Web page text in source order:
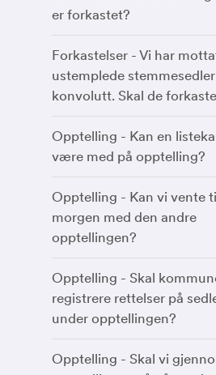
er forkastet?
Forkastelser - Vi har
ustemplede
konvolutt. Skal de
Opptelling - Kan en
være med på opptelling?
Opptelling - Kan vi vente
morgen med den andre
opptellingen?
Opptelling - Skal
registrere rettelser på
under opptellingen?
Opptelling - Skal vi